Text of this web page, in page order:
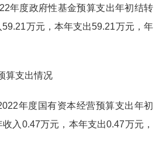
年度政府性基金预算支出年初结转
万元，本年支出59.21万元，年
算支出情况
年度国有资本经营预算支出年初
入0.47万元，本年支出0.47万元，